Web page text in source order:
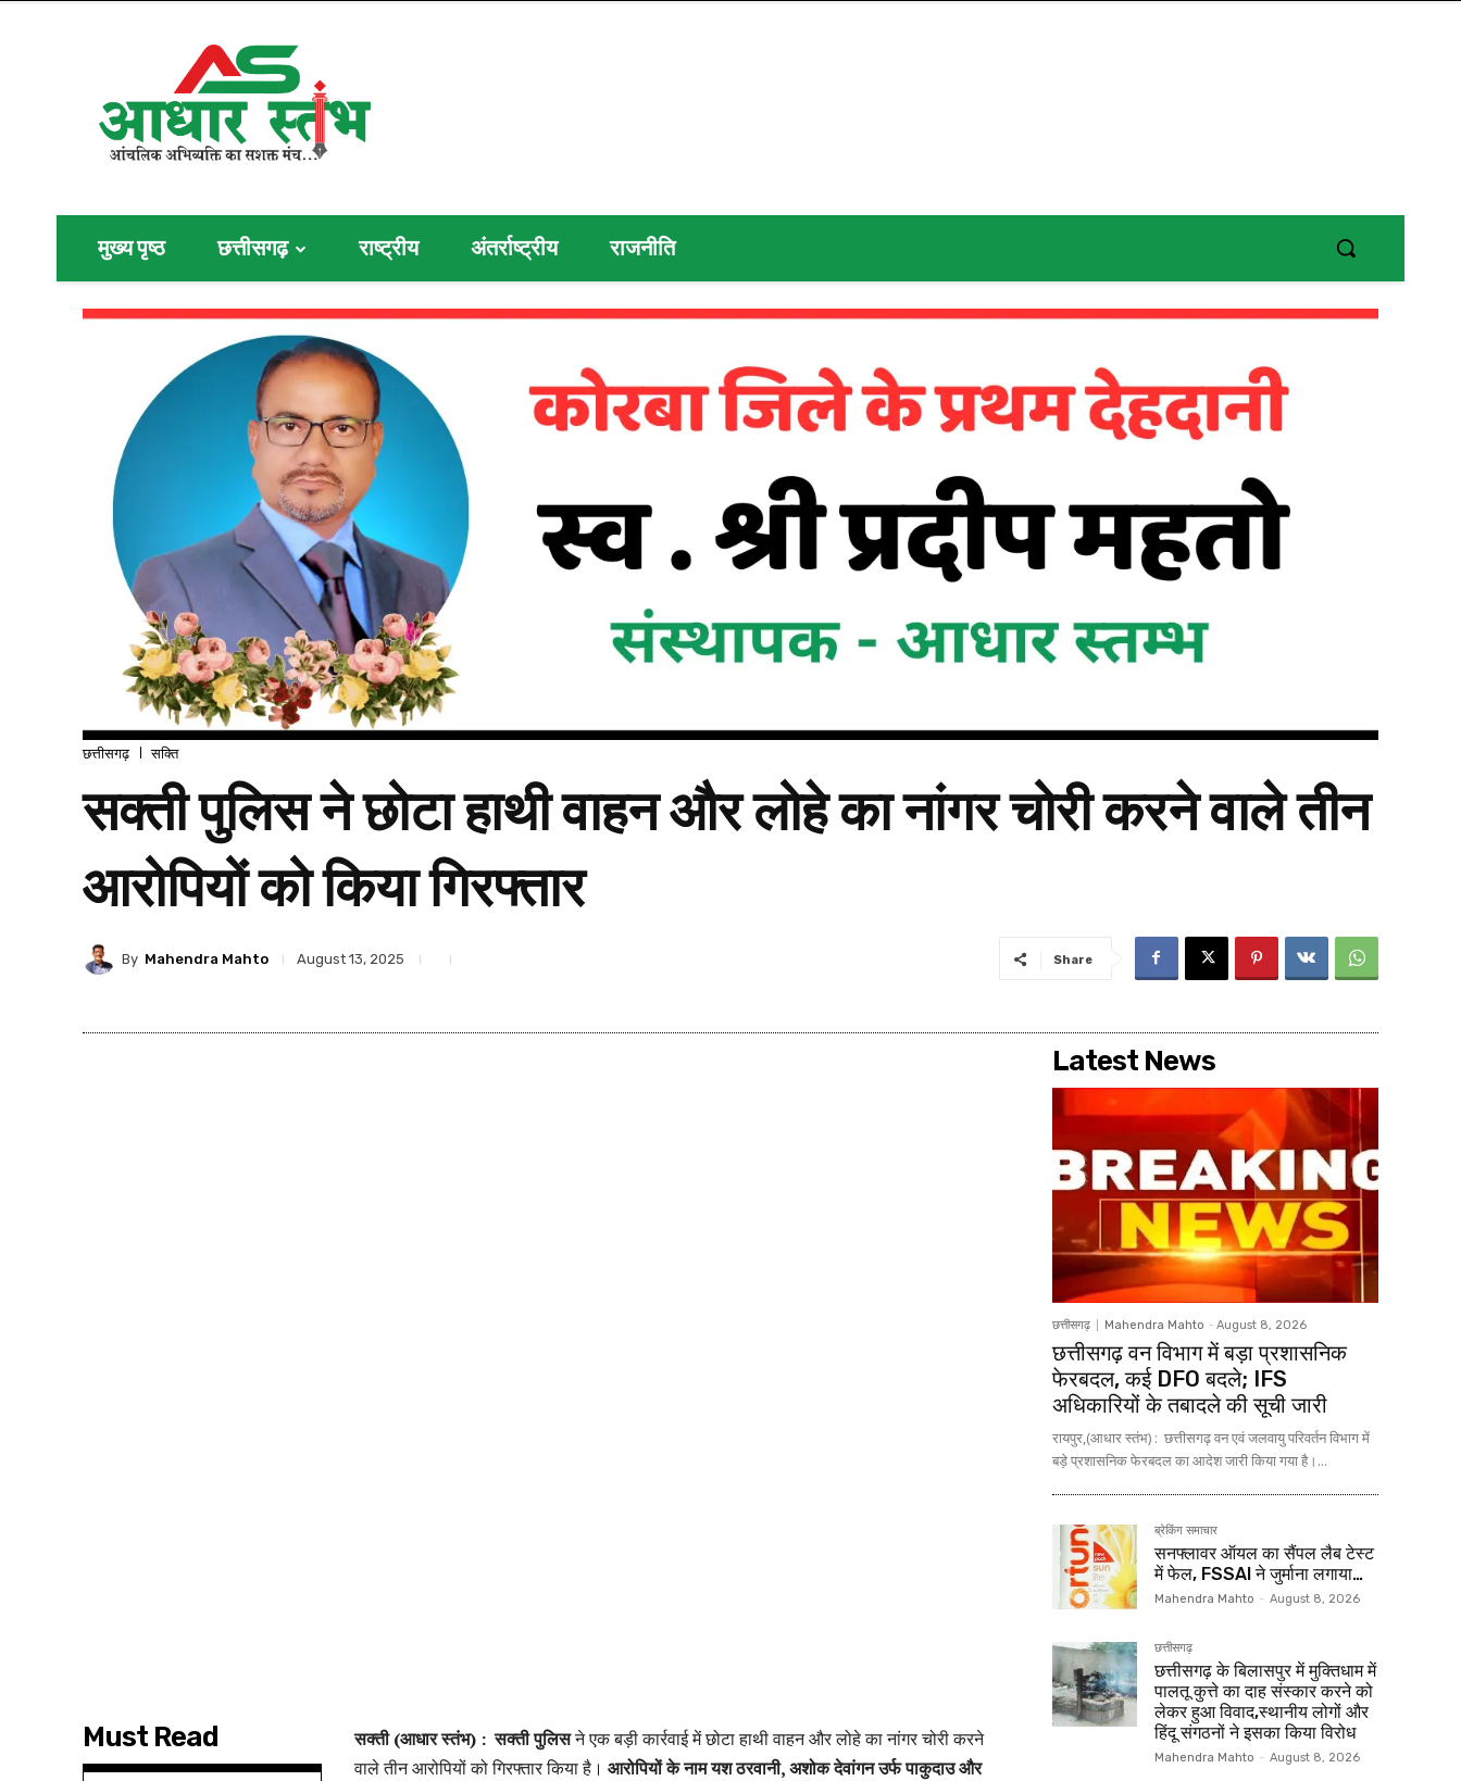
मुख्य पृष्ठ छत्तीसगढ़ राष्ट्रीय अंतर्राष्ट्रीय राजनीति
छत्तीसगढ़ सक्ति
सक्ती पुलिस ने छोटा हाथी वाहन और लोहे का नांगर चोरी करने वाले तीन
आरोपियों को किया गिरफ्तार
By Mahendra Mahto August 13, 2025 Share
Must Read सक्ती (आधार स्तंभ) : सक्ती पुलिसने एक बड़ी कार्रवाई में छोटा हाथी वाहन और लोहे का नांगर चोरी करने
वाले तीन आरोपियों को गिरफ्तार किया है। आरोपियों के नाम यश ठरवानी, अशोक देवांगन उर्फ पाकुदाउ और
Latest News
छत्तीसगढ़ Mahendra Mahto - August 8, 2026
छत्तीसगढ़ वन विभाग में बड़ा प्रशासनिक
फेरबदल, कई DFO बदले; IFS
अधिकारियों के तबादले की सूची जारी
रायपुर,(आधार स्तंभ) : छत्तीसगढ़ वन एवं जलवायु परिवर्तन विभाग में
बड़े प्रशासनिक फेरबदल का आदेश जारी किया गया है।...
ब्रेकिंग समाचार
सनफ्लावर ऑयल का सैंपल लैब टेस्ट
में फेल, FSSAI ने जुर्माना लगाया…
Mahendra Mahto - August 8, 2026
छत्तीसगढ़
छत्तीसगढ़ के बिलासपुर में मुक्तिधाम में
पालतू कुत्ते का दाह संस्कार करने को
लेकर हुआ विवाद,स्थानीय लोगों और
हिंदू संगठनों ने इसका किया विरोध
Mahendra Mahto - August 8, 2026